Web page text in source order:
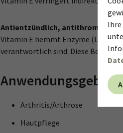
Antientzündlich,
Vitamin E hemmt Enzyme (LOX,
verantwortlich sind. Diese
Arthritis/Arthrose
Hautpflege